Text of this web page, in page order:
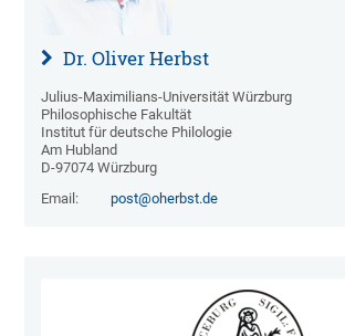
Dr. Oliver Herbst
Julius-Maximilians-Universität Würzburg
Philosophische Fakultät
Institut für deutsche Philologie
Am Hubland
D-97074 Würzburg
Email:
post@oherbst.de